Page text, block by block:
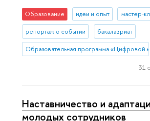
Образование идеи и опыт мастер-
репортаж о событии бакалавриат
Образовательная программа «Цифровой
31
Наставничество и
молодых сотрудников